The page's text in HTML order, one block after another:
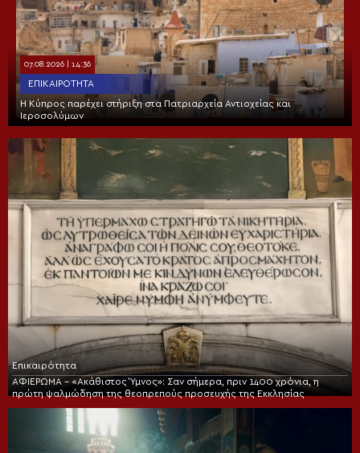
07.08.2026 | 14:36
ΕΠΙΚΑΙΡΌΤΗΤΑ
Η Κύπρος παρέχει στήριξη στα Πατριαρχεία Αντιοχείας και
Ιεροσολύμων
Επικαιρότητα
ΑΦΙΕΡΩΜΑ – «Ακάθιστος Ύμνος»: Σαν σήμερα, πριν 1400 χρόνια, η
πρώτη ψαλμώδηση της θεοπρεπούς προσευχής της Εκκλησίας